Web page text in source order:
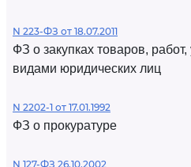
N 223-ФЗ от 18.07.2011
ФЗ о закупках товаров,
видами юридических лиц
N 2202-1 от 17.01.1992
ФЗ о прокуратуре
N 127-ФЗ 26.10.2002